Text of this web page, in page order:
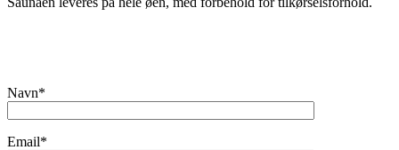
Navn*
Email*